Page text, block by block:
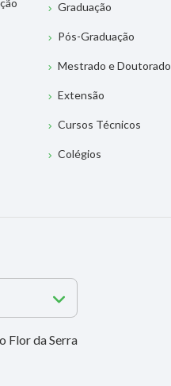
Graduação
Pós-Graduação
Mestrado e Doutorado
Extensão
Cursos Técnicos
Colégios
Flor da Serra